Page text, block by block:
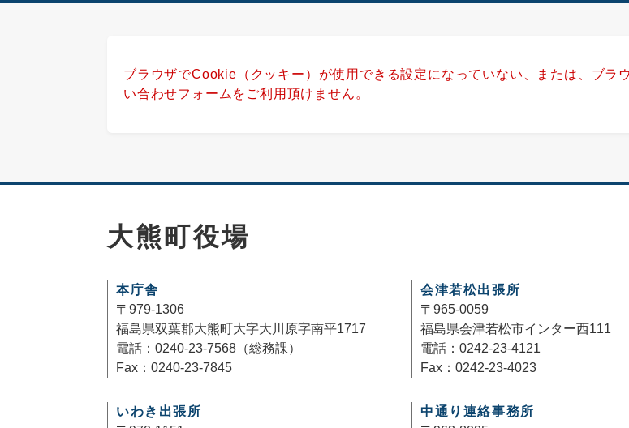
ブラウザでCookie（クッキー）が使用できる設定になっていない、または、ブラ
い合わせフォームをご利用頂けません。
大熊町役場
本庁舎
〒979-1306
福島県双葉郡大熊町大字大川原字南平1717
電話：0240-23-7568（総務課）
Fax：0240-23-7845
会津若松出張所
〒965-0059
福島県会津若松市インター西111
電話：0242-23-4121
Fax：0242-23-4023
いわき出張所
中通り連絡事務所